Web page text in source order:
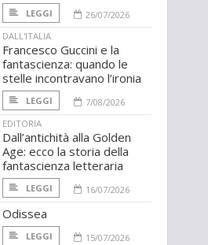
LEGGI
26/07/2026
DALL'ITALIA
Francesco Guccini e la
fantascienza: quando le
stelle incontravano l’ironia
LEGGI
7/08/2026
EDITORIA
Dall’antichità alla Golden
Age: ecco la storia della
fantascienza letteraria
LEGGI 16/07/2026
Odissea
LEGGI 15/07/2026